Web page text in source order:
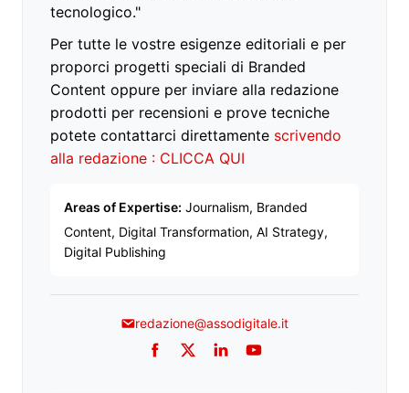
tecnologico."
Per tutte le vostre esigenze editoriali e per
proporci progetti speciali di Branded
Content oppure per inviare alla redazione
prodotti per recensioni e prove tecniche
potete contattarci direttamente scrivendo
alla redazione : CLICCA QUI
Areas of Expertise: Journalism, Branded
Content, Digital Transformation, AI Strategy,
Digital Publishing
redazione@assodigitale.it
Facebook
TwitterLinkedInYouTube